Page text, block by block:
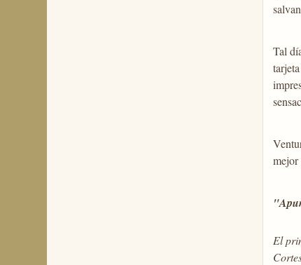
Tal
mejor
El